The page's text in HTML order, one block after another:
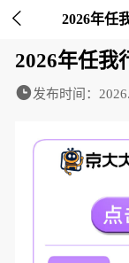

2026年任我
发布时间：